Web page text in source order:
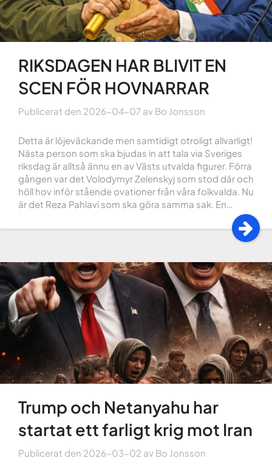
RIKSDAGEN HAR BLIVIT EN
SCEN FÖR HOVNARRAR
Publicerat den 2026-04-07 av Bo Jonsson
Detta är löjeväckande men samtidigt otroligt allvarligt!
Nästa person som ska bjudas in att tala via Sveriges
riksdag är alltså ännu en av Västs utvalda figurer. Förra
gången var det Volodymyr Zelenskyj som stod där och
höll hov inför stående ovationer från våra folkvalda. Nu
är det Reza Pahlavi som ska göra samma sak. En…
Trump och Netanyahu har
startat ett farligt krig mot Iran
Publicerat den 2026-03-02 av Bo Jonsson